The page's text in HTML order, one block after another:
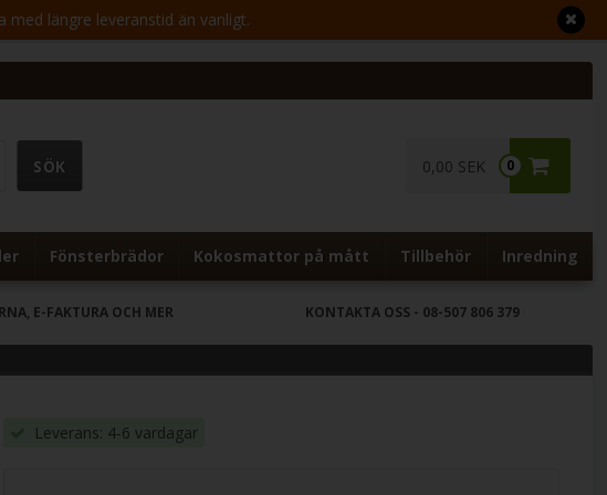
längre leveranstid än vanligt.
0
0,00 SEK
Fönsterbrädor Kokosmattor på mått Tillbehör Inredning
E-FAKTURA OCH MER KONTAKTA OSS - 08-507 806 379
Leverans: 4-6 vardagar